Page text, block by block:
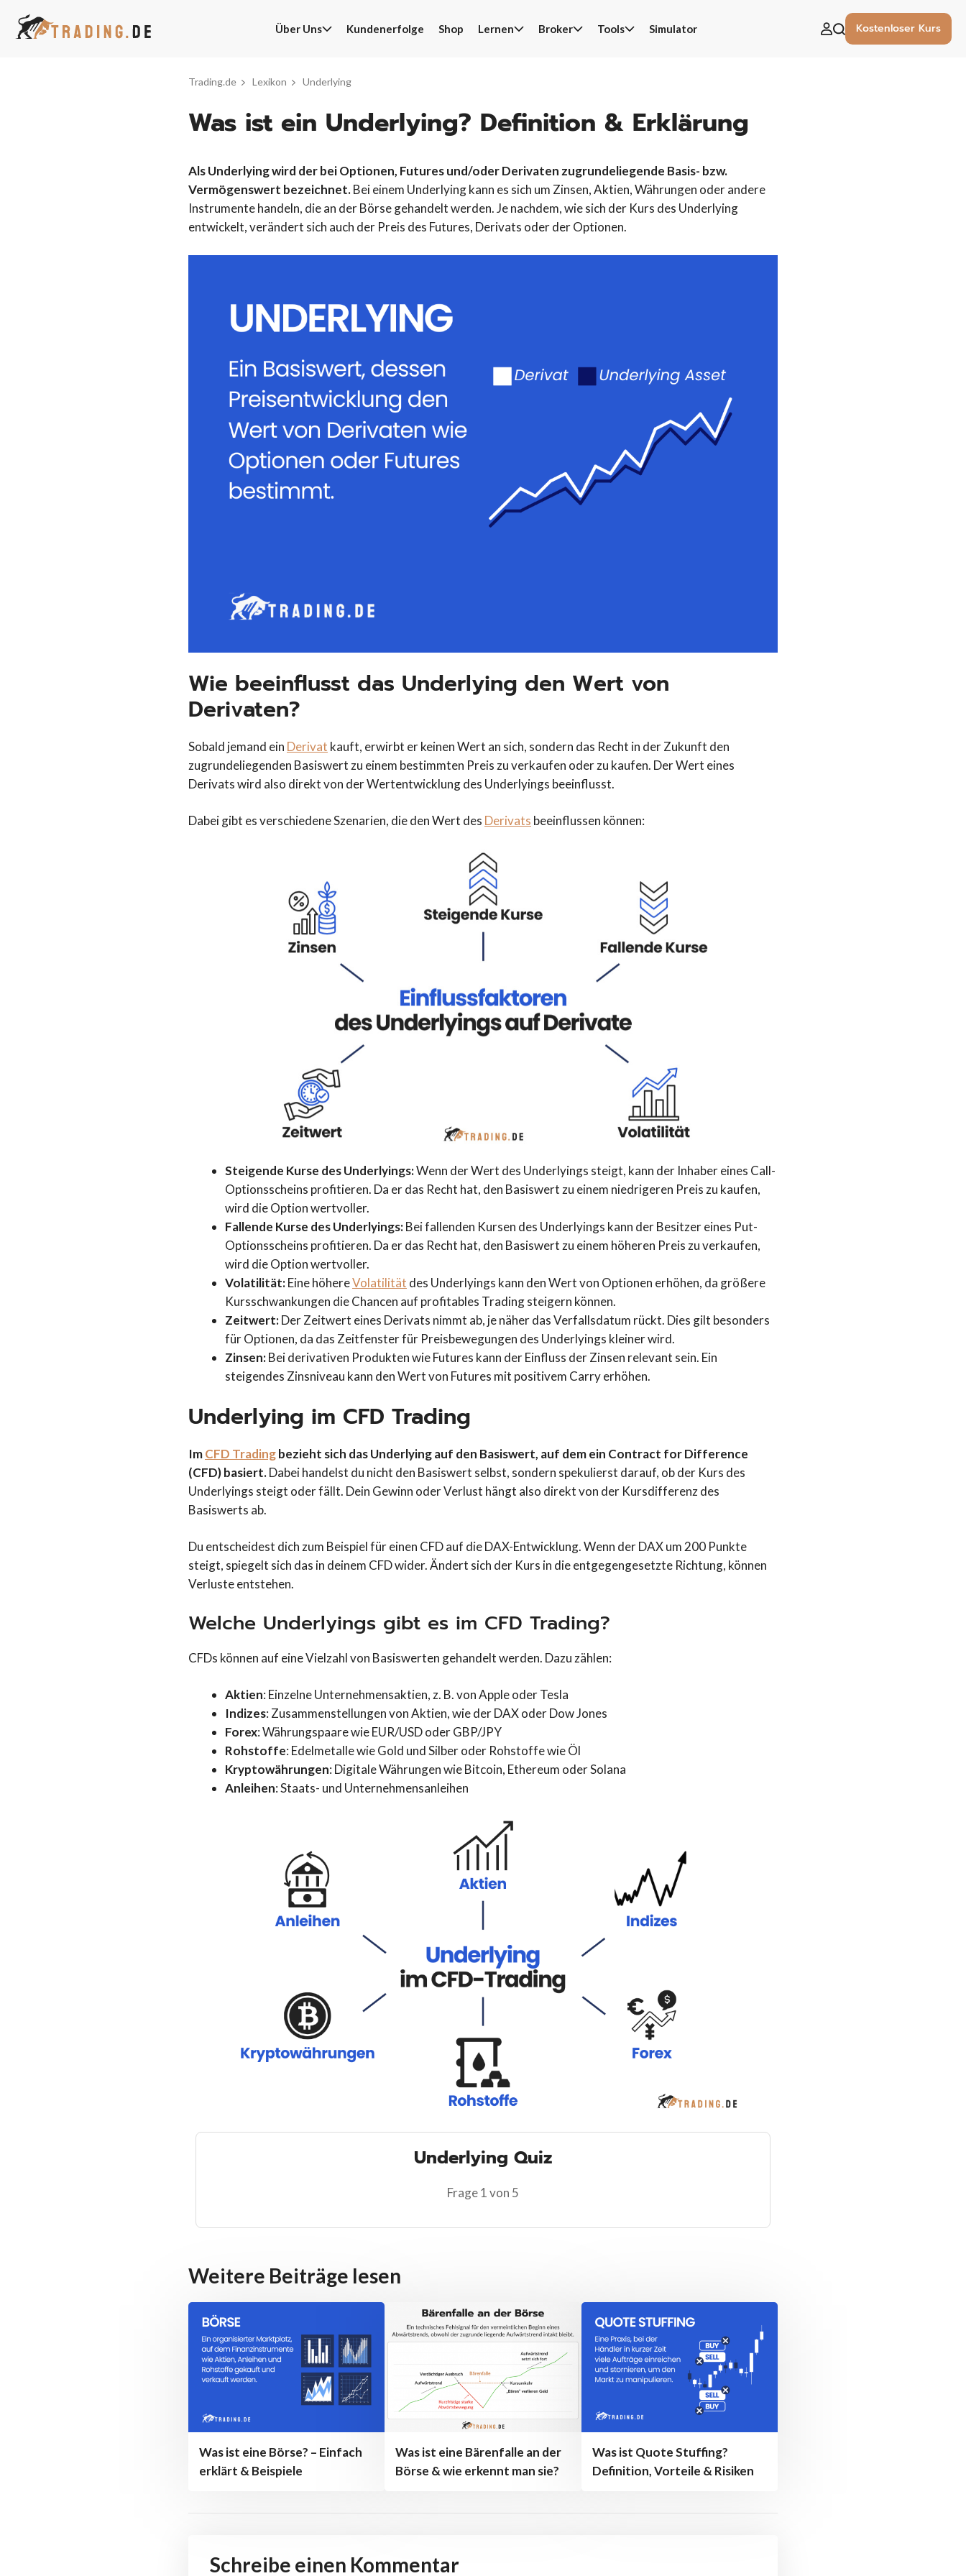
Inhalt
Über Uns Kundenerfolge Shop Lernen Broker Tools Simulator Kostenloser Kurs
Trading.de Lexikon Underlying
Was ist ein Underlying? Definition & Erklärung
Als Underlying wird der bei Optionen, Futures und/oder Derivaten zugrundeliegende Basis- bzw.
Vermögenswert bezeichnet.Bei einem Underlying kann es sich um Zinsen, Aktien, Währungen oder andere
Instrumente handeln, die an der Börse gehandelt werden. Je nachdem, wie sich der Kurs des Underlying
entwickelt, verändert sich auch der Preis des Futures, Derivats oder der Optionen.
Wie beeinflusst das Underlying den Wert von
Derivaten?
Sobald jemand ein Derivat kauft, erwirbt er keinen Wert an sich, sondern das Recht in der Zukunft den
zugrundeliegenden Basiswert zu einem bestimmten Preis zu verkaufen oder zu kaufen. Der Wert eines
Derivats wird also direkt von der Wertentwicklung des Underlyings beeinflusst.
Dabei gibt es verschiedene Szenarien, die den Wert des Derivats beeinflussen können:
Steigende Kurse des Underlyings:Wenn der Wert des Underlyings steigt, kann der Inhaber eines Call-
Optionsscheins profitieren. Da er das Recht hat, den Basiswert zu einem niedrigeren Preis zu kaufen,
wird die Option wertvoller.
Fallende Kurse des Underlyings:Bei fallenden Kursen des Underlyings kann der Besitzer eines Put-
Optionsscheins profitieren. Da er das Recht hat, den Basiswert zu einem höheren Preis zu verkaufen,
wird die Option wertvoller.
Volatilität:Eine höhereVolatilität des Underlyings kann den Wert von Optionen erhöhen, da größere
Kursschwankungen die Chancen auf profitables Trading steigern können.
Zeitwert:Der Zeitwert eines Derivats nimmt ab, je näher das Verfallsdatum rückt. Dies gilt besonders
für Optionen, da das Zeitfenster für Preisbewegungen des Underlyings kleiner wird.
Zinsen:Bei derivativen Produkten wie Futures kann der Einfluss der Zinsen relevant sein. Ein
steigendes Zinsniveau kann den Wert von Futures mit positivem Carry erhöhen.
Underlying im CFD Trading
ImCFD Tradingbezieht sich das Underlying auf den Basiswert, auf dem ein Contract for Difference
(CFD) basiert.Dabei handelst du nicht den Basiswert selbst, sondern spekulierst darauf, ob der Kurs des
Underlyings steigt oder fällt. Dein Gewinn oder Verlust hängt also direkt von der Kursdifferenz des
Basiswerts ab.
Du entscheidest dich zum Beispiel für einen CFD auf die DAX-Entwicklung. Wenn der DAX um 200 Punkte
steigt, spiegelt sich das in deinem CFD wider. Ändert sich der Kurs in die entgegengesetzte Richtung, können
Verluste entstehen.
Welche Underlyings gibt es im CFD Trading?
CFDs können auf eine Vielzahl von Basiswerten gehandelt werden. Dazu zählen:
Aktien: Einzelne Unternehmensaktien, z. B. von Apple oder Tesla
Indizes: Zusammenstellungen von Aktien, wie der DAX oder Dow Jones
Forex: Währungspaare wie EUR/USD oder GBP/JPY
Rohstoffe: Edelmetalle wie Gold und Silber oder Rohstoffe wie Öl
Kryptowährungen: Digitale Währungen wie Bitcoin, Ethereum oder Solana
Anleihen: Staats- und Unternehmensanleihen
Underlying Quiz
Frage 1 von 5
Weitere Beiträge lesen
Was ist eine Börse? – Einfach
erklärt & Beispiele
Was ist eine Bärenfalle an der
Börse & wie erkennt man sie?
Was ist Quote Stuffing?
Definition, Vorteile & Risiken
Schreibe einen Kommentar